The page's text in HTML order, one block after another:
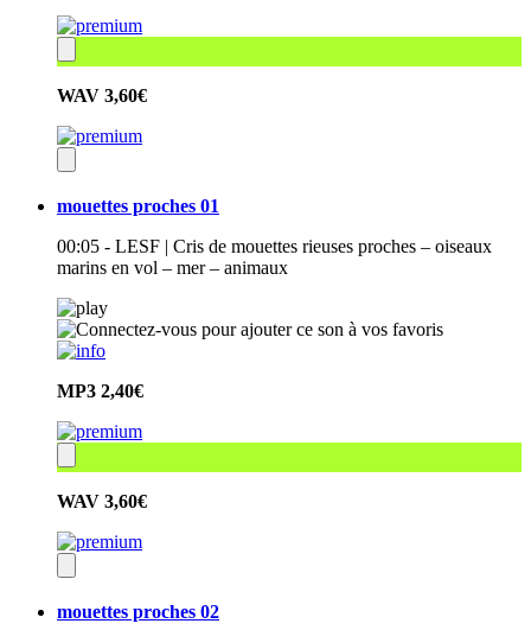
WAV 3,60€
mouettes proches 01
00:05 - LESF | Cris de mouettes rieuses proches – oiseaux
marins en vol – mer – animaux
MP3 2,40€
WAV 3,60€
mouettes proches 02